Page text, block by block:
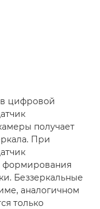
цифровой
получает
При
формирования
Беззеркальные
аналогичном
только